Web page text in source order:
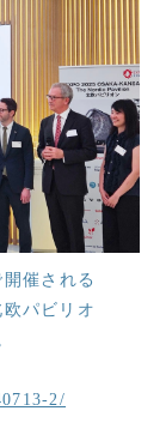
催される
パビリオ
2/